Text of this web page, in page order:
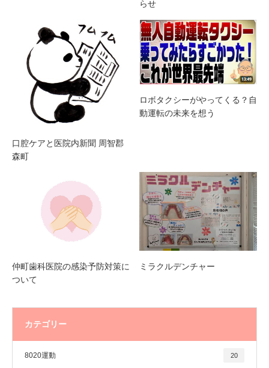
らせ
口腔ケアと医院内新聞 周智郡
森町
ロボタクシーがやってくる？⾃
動運転の未来を想う
仲町歯科医院の感染予防対策に
ついて
ミラクルデンチャー
カテゴリー
8020運動 20